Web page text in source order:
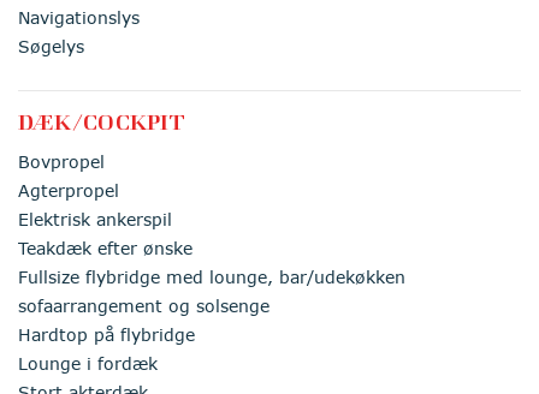
Navigationslys
Søgelys
DÆK/COCKPIT
Bovpropel
Agterpropel
Elektrisk ankerspil
Teakdæk efter ønske
Fullsize flybridge med lounge, bar/udekøkken
sofaarrangement og solsenge
Hardtop på flybridge
Lounge i fordæk